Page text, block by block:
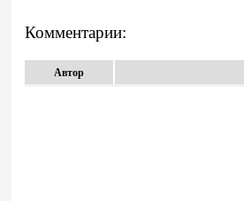
Комментарии:
Автор